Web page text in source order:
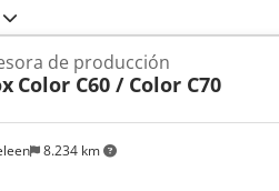
PAPEL OCE, OPCIONAL B1 KIT
114 cm, A: 72 cm, L: 95 cm
A: 147 cm, A: 130 cm, L: 160 cm
Adteck DETALLES DE LA MÁQUINA
verificadas y sin garantía.
impresión a doble cara en
y negro A3: 151 Lectura del
8.234 km
de producción
Color C60 / Color C70